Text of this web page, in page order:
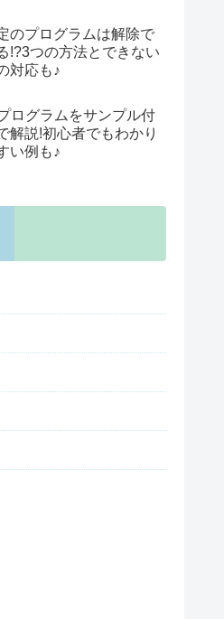
のプログラムは解除で
!?3つの方法とできない
対応も♪
ログラムをサンプル付
解説!初心者でもわかり
い例も♪